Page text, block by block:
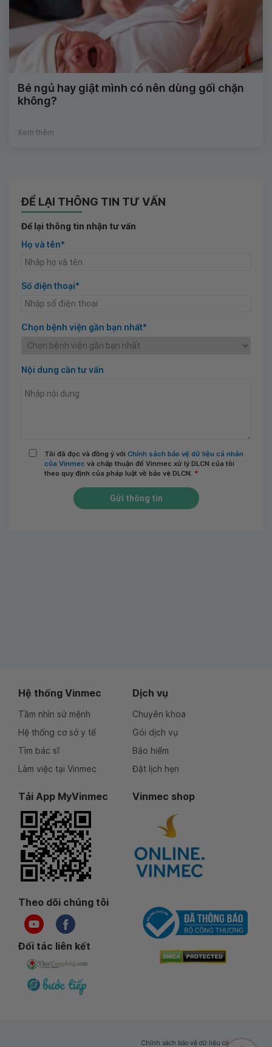
Bé ngủ hay giật mình có nên dùng gối chặn
không?
Xem thêm
ĐỂ LẠI THÔNG TIN TƯ VẤN
Để lại thông tin nhận tư vấn
Họ và tên*
Số điện thoại*
Chọn bệnh viện gần bạn nhất*
Nội dung cần tư vấn
Tôi đã đọc và đồng ý với Chính sách bảo vệ dữ liệu cá nhân
của Vinmec và chấp thuận để Vinmec xử lý DLCN của tôi
theo quy định của pháp luật về bảo vệ DLCN. *
Gửi thông tin
Hệ thống Vinmec
Tầm nhìn sứ mệnh
Hệ thống cơ sở y tế
Tìm bác sĩ
Làm việc tại Vinmec
Dịch vụ
Chuyên khoa
Gói dịch vụ
Bảo hiểm
Đặt lịch hẹn
Tải App MyVinmec Vinmec shop
Theo dõi chúng tôi
Đối tác liên kết
Chính sách bảo vệ dữ liệu cá nhân